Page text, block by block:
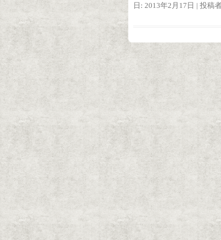
日: 2013年2月17日 | 投稿